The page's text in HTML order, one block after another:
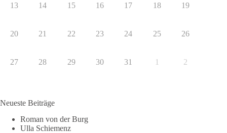
13 14 15 16 17 18 19
20 21 22 23 24 25 26
27 28 29 30 31 1 2
Neueste Beiträge
Roman von der Burg
Ulla Schiemenz